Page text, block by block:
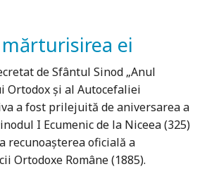
ei
de Sfântul Sinod „Anul
Ortodox şi al Autocefaliei
a fost prilejuită de aniversarea a
I Ecumenic de la Niceea (325)
recunoaşterea oficială a
Ortodoxe Române (1885).